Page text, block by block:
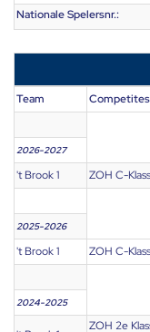
Nationale Spelersnr.:
Team Competites
2026-2027
't Brook 1 ZOH C-
2025-2026
't Brook 1 ZOH C-
2024-2025
ZOH 2e